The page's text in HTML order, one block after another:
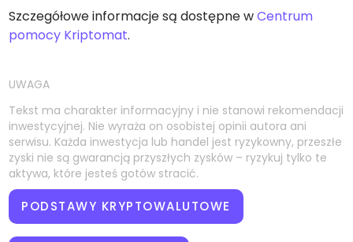
Szczegółowe informacje są dostępne wCentrum
pomocy Kriptomat.
UWAGA
Tekst ma charakter informacyjny i nie stanowi rekomendacji
inwestycyjnej. Nie wyraża on osobistej opinii autora ani
serwisu. Każda inwestycja lub handel jest ryzykowny, przeszłe
zyski nie są gwarancją przyszłych zysków – ryzykuj tylko te
aktywa, które jesteś gotów stracić.
PODSTAWY KRYPTOWALUTOWE